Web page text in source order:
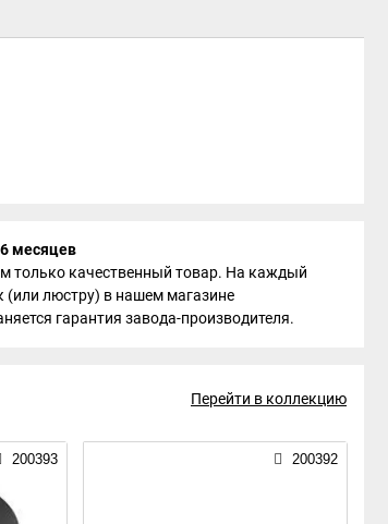
месяцев
только качественный товар. На каждый
(или люстру) в нашем магазине
гарантия завода-производителя.
Перейти в коллекцию
200393 200392